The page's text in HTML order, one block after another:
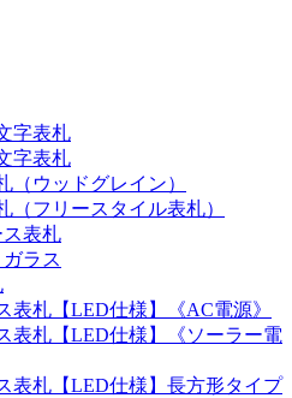
字表札
字表札
（ウッドグレイン）
（フリースタイル表札）
ス表札
ラス
表札【LED仕様】《AC電源》
表札【LED仕様】《ソーラー電
表札【LED仕様】長方形タイプ